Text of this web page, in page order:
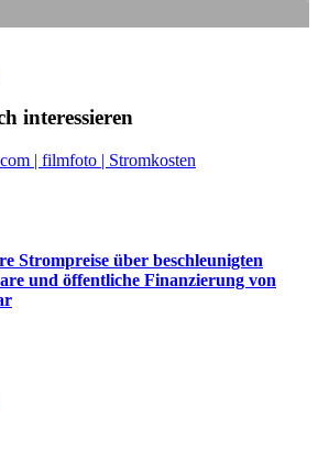
interessieren
Strompreise über beschleunigten
und öffentliche Finanzierung von